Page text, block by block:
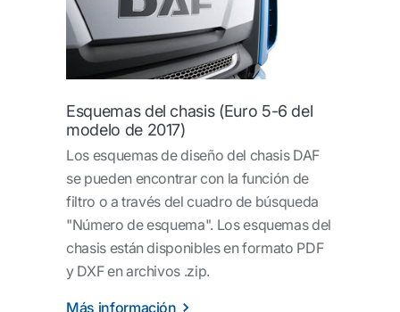
Esquemas del chasis (Euro 5-6 del
modelo de 2017)
Los esquemas de diseño del chasis DAF
se pueden encontrar con la función de
filtro o a través del cuadro de búsqueda
"Número de esquema". Los esquemas del
chasis están disponibles en formato PDF
y DXF en archivos .zip.
Más información